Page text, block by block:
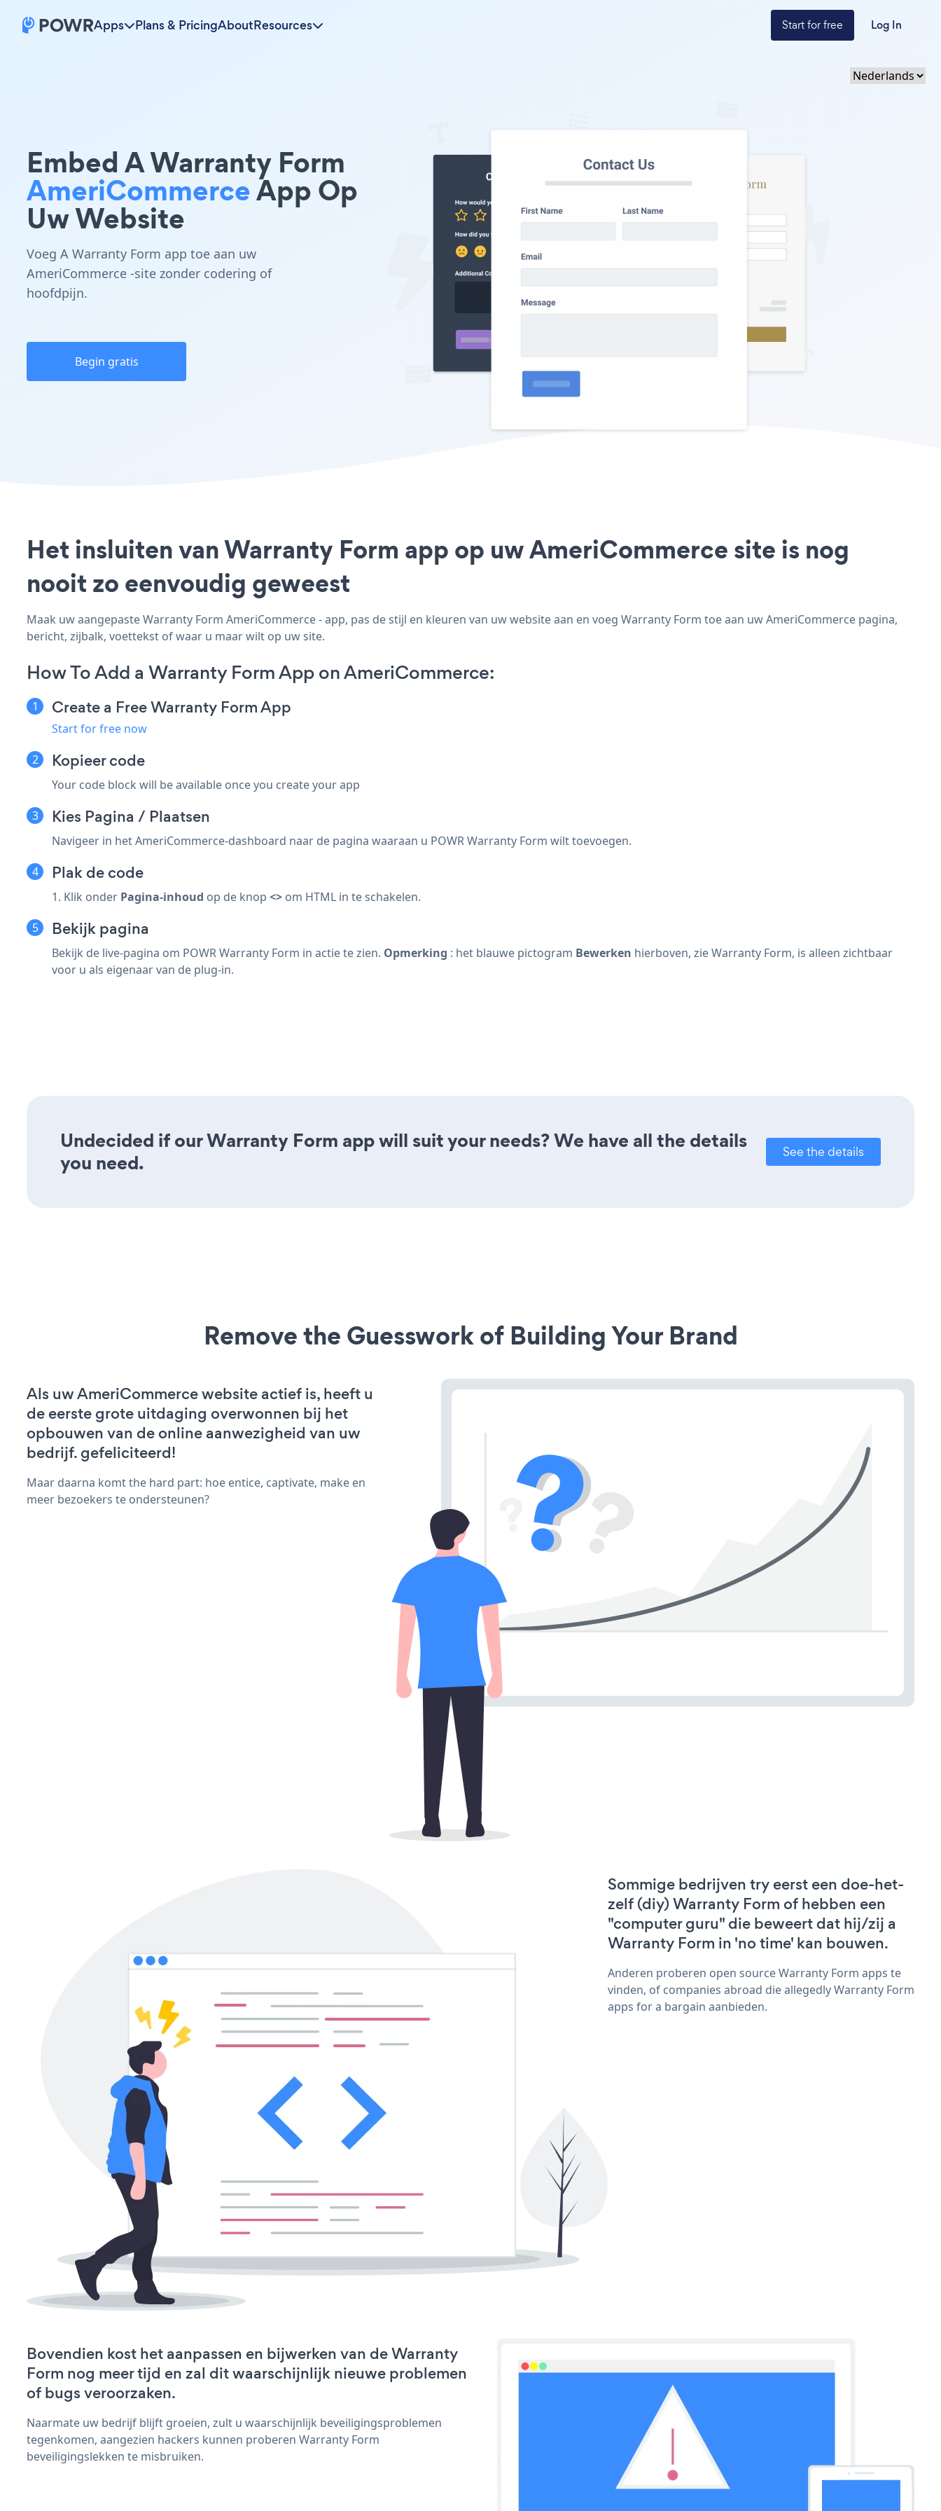
Apps Plans & PricingAboutResources Start for free Log In
Embed A Warranty Form
AmeriCommerceApp Op
Uw Website
Voeg A Warranty Form app toe aan uw
AmeriCommerce -site zonder codering of
hoofdpijn.
Begin gratis
Het insluiten van Warranty Form app op uw AmeriCommerce site is nog
nooit zo eenvoudig geweest
Maak uw aangepaste Warranty Form AmeriCommerce - app, pas de stijl en kleuren van uw website aan en voeg Warranty Form toe aan uw AmeriCommerce pagina,
bericht, zijbalk, voettekst of waar u maar wilt op uw site.
How To Add a Warranty Form App on AmeriCommerce:
Create a Free Warranty Form App
Start for free now
Kopieer code
Your code block will be available once you create your app
Kies Pagina / Plaatsen
Navigeer in het AmeriCommerce-dashboard naar de pagina waaraan u POWR Warranty Form wilt toevoegen.
Plak de code
1. Klik onder Pagina-inhoud op de knop <> om HTML in te schakelen.
Bekijk pagina
Bekijk de live-pagina om POWR Warranty Form in actie te zien. Opmerking : het blauwe pictogram Bewerken hierboven, zie Warranty Form, is alleen zichtbaar
voor u als eigenaar van de plug-in.
Undecided if our Warranty Form app will suit your needs? We have all the details
you need.
See the details
Remove the Guesswork of Building Your Brand
Als uw AmeriCommerce website actief is, heeft u
de eerste grote uitdaging overwonnen bij het
opbouwen van de online aanwezigheid van uw
bedrijf. gefeliciteerd!
Maar daarna komt the hard part: hoe entice, captivate, make en
meer bezoekers te ondersteunen?
Sommige bedrijven try eerst een doe-het-
zelf (diy) Warranty Form of hebben een
"computer guru" die beweert dat hij/zij a
Warranty Form in 'no time' kan bouwen.
Anderen proberen open source Warranty Form apps te
vinden, of companies abroad die allegedly Warranty Form
apps for a bargain aanbieden.
Bovendien kost het aanpassen en bijwerken van de Warranty
Form nog meer tijd en zal dit waarschijnlijk nieuwe problemen
of bugs veroorzaken.
Naarmate uw bedrijf blijft groeien, zult u waarschijnlijk beveiligingsproblemen
tegenkomen, aangezien hackers kunnen proberen Warranty Form
beveiligingslekken te misbruiken.